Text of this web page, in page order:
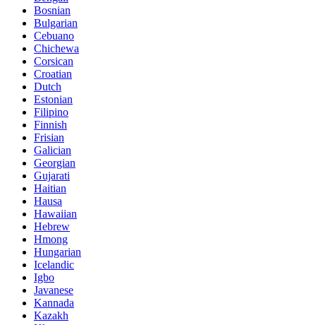
Bosnian
Bulgarian
Cebuano
Chichewa
Corsican
Croatian
Dutch
Estonian
Filipino
Finnish
Frisian
Galician
Georgian
Gujarati
Haitian
Hausa
Hawaiian
Hebrew
Hmong
Hungarian
Icelandic
Igbo
Javanese
Kannada
Kazakh